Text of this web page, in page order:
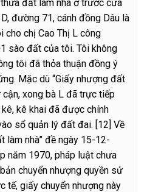
đất làm nhà ở trước cửa
đường 71, cánh đồng Dâu là
cho chị Cao Thị L công
sào đất của tôi. Tôi không
tôi đã thỏa thuận đồng ý
Mặc dù “Giấy nhượng đất
cận, xong bà L đã trực tiếp
kê khai đã được chính
sổ quản lý đất đai. [12] Về
làm nhà” đề ngày 15-12-
năm 1970, pháp luật chưa
chuyển nhượng quyền sử
tế, giấy chuyển nhượng này